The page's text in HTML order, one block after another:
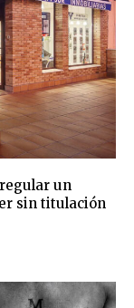
un
sin titulación